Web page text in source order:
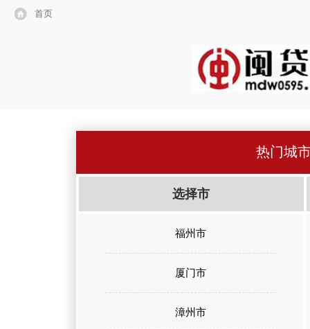
首页
热门城
选择市
福州市
厦门市
漳州市